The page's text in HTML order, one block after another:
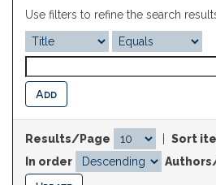
Use filters to refine the search
Results/Page
Sort
In order